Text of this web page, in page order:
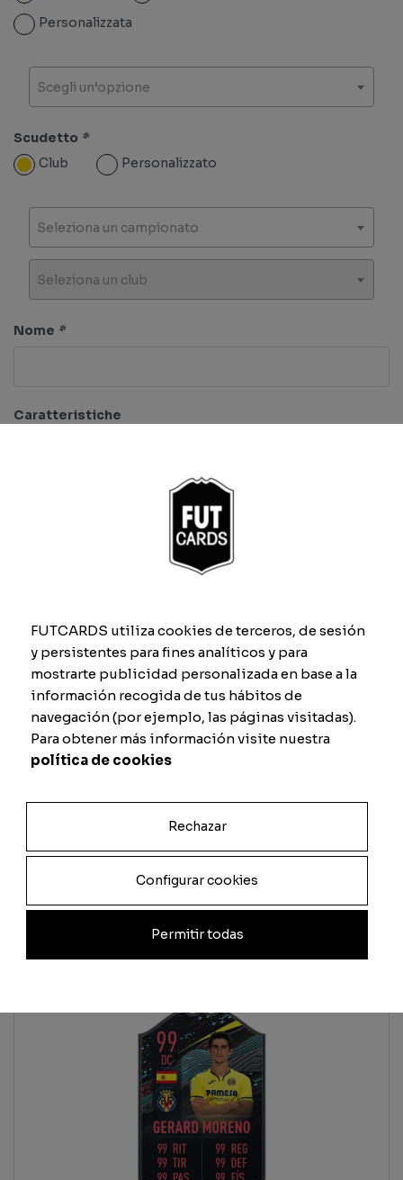
Personalizzata
Scegli un’opzione
Scudetto *
Club
Personalizzato
Seleziona un campionato
Seleziona un club
Nome *
Caratteristiche
Previsualizar carta
Aggiungi al carrello
FUTCARDS utiliza cookies de terceros, de sesión
y persistentes para fines analíticos y para
mostrarte publicidad personalizada en base a la
información recogida de tus hábitos de
navegación (por ejemplo, las páginas visitadas).
Para obtener más información visite nuestra
política de cookies
Rechazar
Configurar cookies
Permitir todas